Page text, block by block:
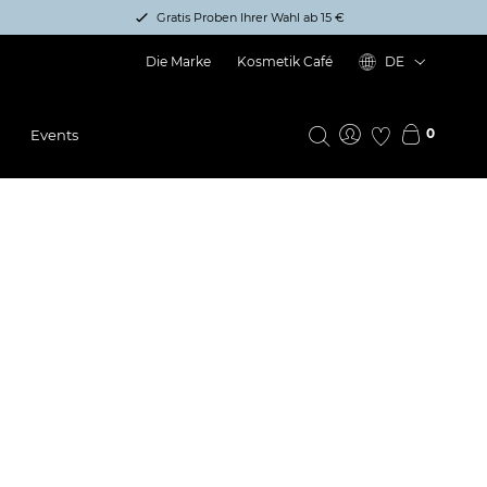
Gratis Proben Ihrer Wahl ab 15 €
Die Marke Kosmetik Café DE
0
Events